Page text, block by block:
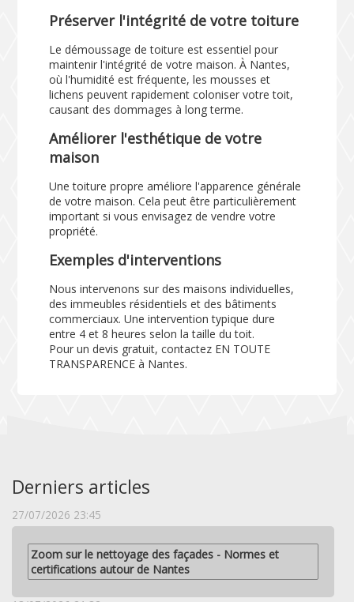
Préserver l'intégrité de votre toiture
Le démoussage de toiture est essentiel pour
maintenir l'intégrité de votre maison. À Nantes,
où l'humidité est fréquente, les mousses et
lichens peuvent rapidement coloniser votre toit,
causant des dommages à long terme.
Améliorer l'esthétique de votre
maison
Une toiture propre améliore l'apparence générale
de votre maison. Cela peut être particulièrement
important si vous envisagez de vendre votre
propriété.
Exemples d'interventions
Nous intervenons sur des maisons individuelles,
des immeubles résidentiels et des bâtiments
commerciaux. Une intervention typique dure
entre 4 et 8 heures selon la taille du toit.
Pour un devis gratuit, contactez EN TOUTE
TRANSPARENCE à Nantes.
Derniers articles
27/07/2026 23:45
Zoom sur le nettoyage des façades - Normes et
certifications autour de Nantes